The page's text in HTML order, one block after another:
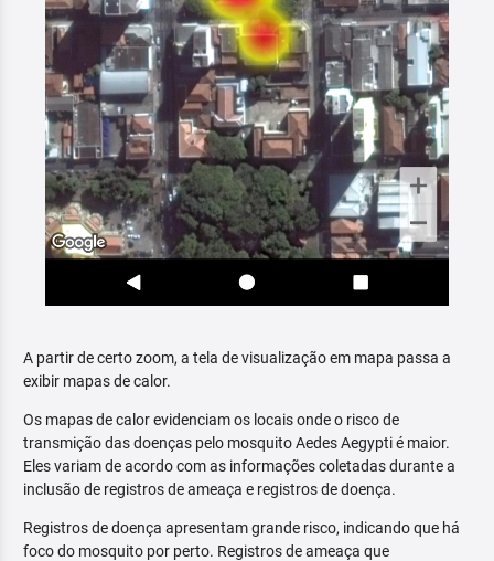
A partir de certo zoom, a tela de visualização em mapa passa a
exibir mapas de calor.
Os mapas de calor evidenciam os locais onde o risco de
transmição das doenças pelo mosquito Aedes Aegypti é maior.
Eles variam de acordo com as informações coletadas durante a
inclusão de registros de ameaça e registros de doença.
Registros de doença apresentam grande risco, indicando que há
foco do mosquito por perto. Registros de ameaça que